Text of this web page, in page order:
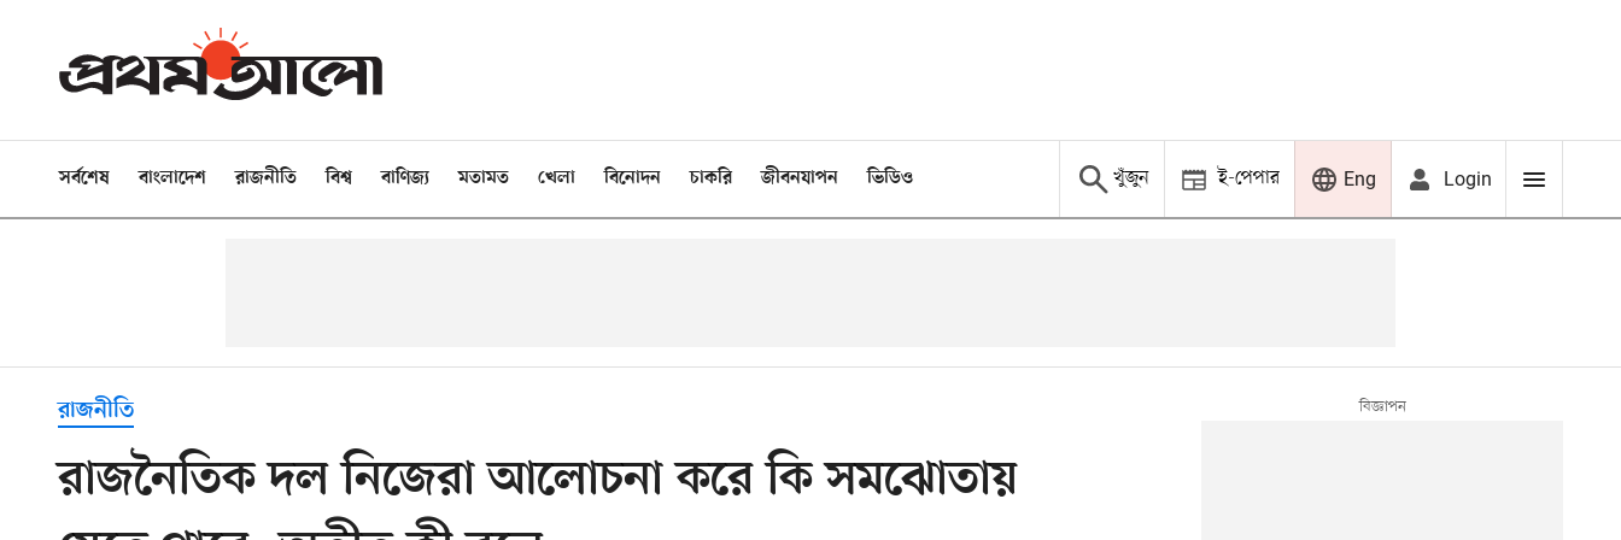
সর্বশেষ বাংলাদেশ রাজনীতি বিশ্ব বাণিজ্য মতামত খেলা বিনোদন চাকরি জীবনযাপন ভিডিও খুঁজুন ই-পেপার Eng Login
রাজনীতি
রাজনৈতিক দল নিজেরা আলোচনা করে কি সমঝোতায়